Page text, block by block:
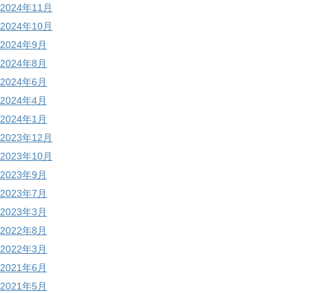
2024年11月
2024年10月
2024年9月
2024年8月
2024年6月
2024年4月
2024年1月
2023年12月
2023年10月
2023年9月
2023年7月
2023年3月
2022年8月
2022年3月
2021年6月
2021年5月